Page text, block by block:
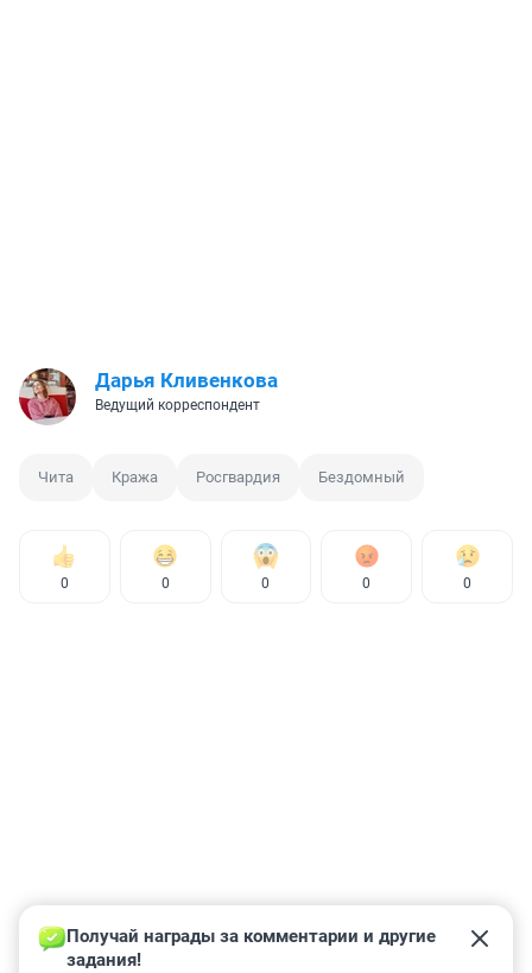
Дарья Кливенкова
Ведущий корреспондент
Чита Кража Росгвардия Бездомный
0 0 0 0 0
Получай награды за комментарии и другие
задания!